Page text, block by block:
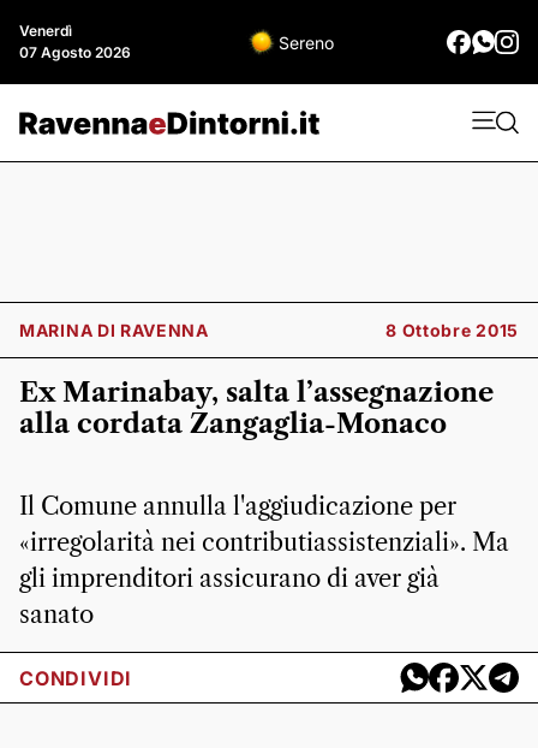
Venerdì
07 Agosto 2026
Sereno
MARINA DI RAVENNA 8 Ottobre 2015
Ex Marinabay, salta l’assegnazione
alla cordata Zangaglia-Monaco
Il Comune annulla l'aggiudicazione per
«irregolarità nei contributiassistenziali». Ma
gli imprenditori assicurano di aver già
sanato
CONDIVIDI